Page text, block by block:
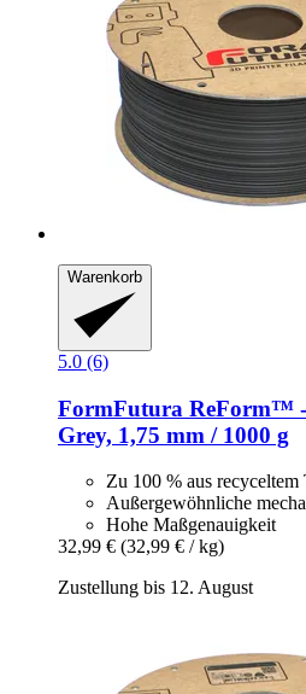
Warenkorb
5.0 (6)
FormFutura ReForm™
Grey, 1,75 mm / 1000 g
Zu 100 % aus recyceltem
Außergewöhnliche
Hohe Maßgenauigkeit
32,99 € (32,99 € / kg)
Zustellung bis 12. August